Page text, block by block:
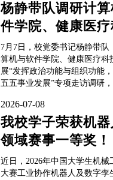
国大学生程序设计大赛由全国
机教育研究会主办，长期与百
计大...
杨静带队调研计
件学院、健康医
院
7月7日，校党委书记杨静带队
算机与软件学院、健康医疗科
展“发挥政治功能与组织功能
五五事业发展”专项走访调研
书记任湘云、副校长张兵及学
部门负责同志参加调研，计算
院、健康医疗科技学院的领导
书记、教职工代表...
2026-07-08
我校学子荣获机
领域赛事一等奖！
近日，2026年中国大学生机械
大赛工业协作机器人及数字孪